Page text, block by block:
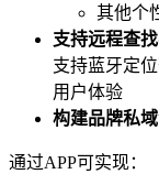
其他个
支持远程查
支持蓝牙定
用户体验
构建品牌私
通过APP可实现：